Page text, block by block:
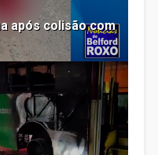
após colisão com